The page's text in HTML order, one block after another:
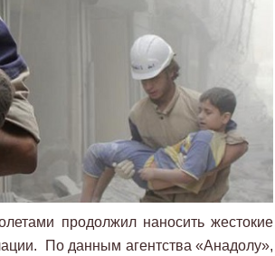
продолжил наносить жестокие
По данным агентства «Анадолу»,